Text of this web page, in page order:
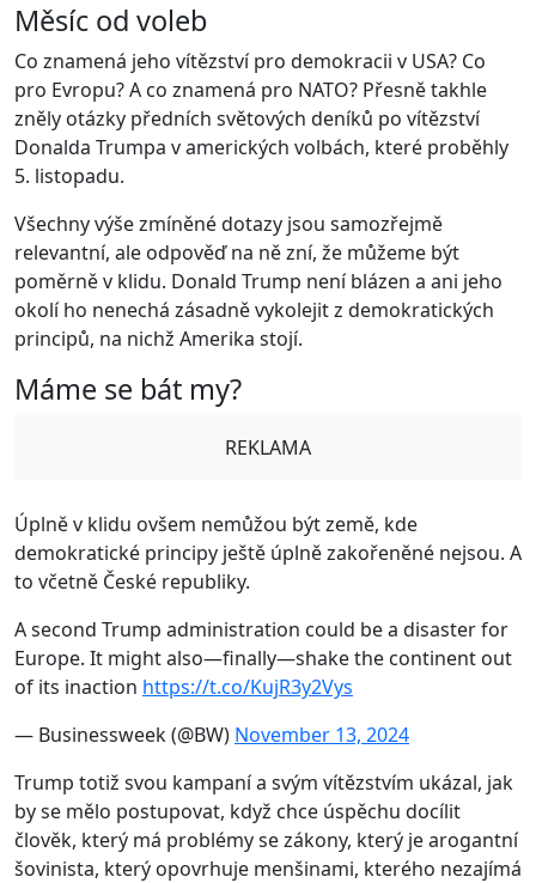
Měsíc od voleb
Co znamená jeho vítězství pro demokracii v USA? Co
pro Evropu? A co znamená pro NATO? Přesně takhle
zněly otázky předních světových deníků po vítězství
Donalda Trumpa v amerických volbách, které proběhly
5. listopadu.
Všechny výše zmíněné dotazy jsou samozřejmě
relevantní, ale odpověď na ně zní, že můžeme být
poměrně v klidu. Donald Trump není blázen a ani jeho
okolí ho nenechá zásadně vykolejit z demokratických
principů, na nichž Amerika stojí.
Máme se bát my?
REKLAMA
Úplně v klidu ovšem nemůžou být země, kde
demokratické principy ještě úplně zakořeněné nejsou. A
to včetně České republiky.
A second Trump administration could be a disaster for
Europe. It might also—finally—shake the continent out
of its inaction https://t.co/KujR3y2Vys
— Businessweek (@BW) November 13, 2024
Trump totiž svou kampaní a svým vítězstvím ukázal, jak
by se mělo postupovat, když chce úspěchu docílit
člověk, který má problémy se zákony, který je arogantní
šovinista, který opovrhuje menšinami, kterého nezajímá